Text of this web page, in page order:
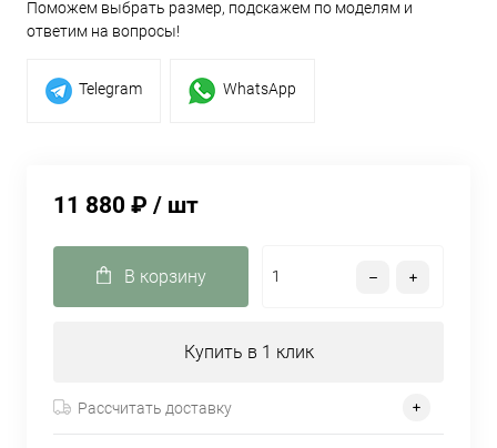
Поможем выбрать размер, подскажем по моделям и
ответим на вопросы!
Telegram WhatsApp
11 880 ₽ / шт
В корзину
Купить в 1 клик
Рассчитать доставку